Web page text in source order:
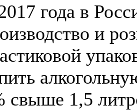
года в
и
свыше 1,5